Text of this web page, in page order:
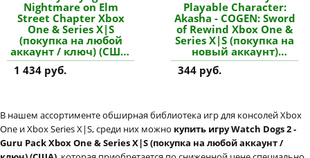
Nightmare on Elm
Street Chapter Xbox
One & Series X|S
(покупка на любой
аккаунт / ключ) (США)
купить дополнение
1 434 руб.
Playable Character:
Akasha - COGEN: Sword
of Rewind Xbox One &
Series X|S (покупка на
новый аккаунт)
купить дополнение
344 руб.
В нашем ассортименте обширная библиотека игр для консолей Xbox
One и Xbox Series X|S, среди них можно купить игру Watch Dogs 2 -
Guru Pack Xbox One & Series X|S (покупка на любой аккаунт /